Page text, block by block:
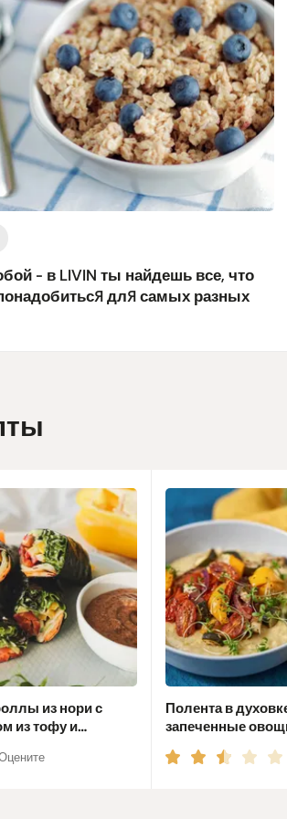
- в LIVIN ты найдешь все, что
для самых разных
из нори с
из тофу и
Полента в
запеченные